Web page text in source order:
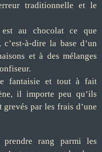
traditionnelle et le
est au chocolatce que
à-dire la base d’un
et à des mélanges
fantaisie et tout à fait
il importe peu qu’ils
par les frais d’une
rang parmi les